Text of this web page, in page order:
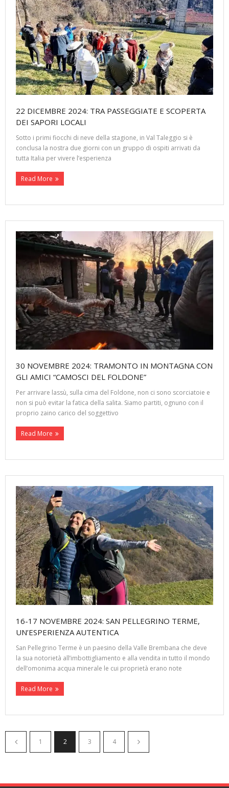
22 DICEMBRE 2024: TRA PASSEGGIATE E SCOPERTA
DEI SAPORI LOCALI
Sotto i primi fiocchi di neve della stagione, in Val Taleggio si è
conclusa la nostra due giorni con un gruppo di ospiti arrivati da
tutta Italia per vivere l’esperienza
Read More
30 NOVEMBRE 2024: TRAMONTO IN MONTAGNA CON
GLI AMICI “CAMOSCI DEL FOLDONE”
Per arrivare lassù, sulla cima del Foldone, non ci sono scorciatoie e
non si può evitar la fatica della salita. Siamo partiti, ognuno con il
proprio zaino carico del soggettivo
Read More
16-17 NOVEMBRE 2024: SAN PELLEGRINO TERME,
UN’ESPERIENZA AUTENTICA
San Pellegrino Terme è un paesino della Valle Brembana che deve
la sua notorietà all’imbottigliamento e alla vendita in tutto il mondo
dell’omonima acqua minerale le cui proprietà erano note
Read More
1 2 3 4